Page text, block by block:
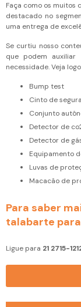
Faça como os muitos
destacado no
uma entrega de
Se curtiu nosso
que podem auxiliar
necessidade. Veja
bump test
cinto de
conjunto
detector de
detector de
equipamento
luvas de
macacão de
Para saber
talabarte
Ligue para 21 2715-